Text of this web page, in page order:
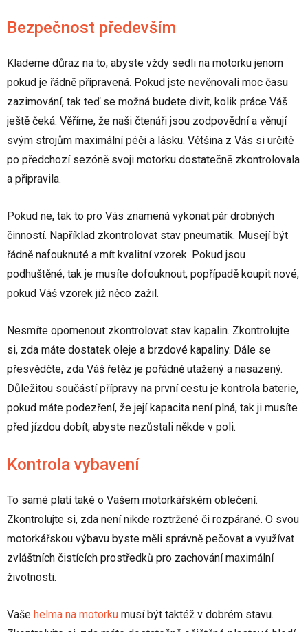
Bezpečnost především
Klademe důraz na to, abyste vždy sedli na motorku jenom
pokud je řádně připravená. Pokud jste nevěnovali moc času
zazimování, tak teď se možná budete divit, kolik práce Váš
ještě čeká. Věříme, že naši čtenáři jsou zodpovědní a věnují
svým strojům maximální péči a lásku. Většina z Vás si určitě
po předchozí sezóně svoji motorku dostatečně zkontrolovala
a připravila.
Pokud ne, tak to pro Vás znamená vykonat pár drobných
činností. Například zkontrolovat stav pneumatik. Musejí být
řádně nafouknuté a mít kvalitní vzorek. Pokud jsou
podhuštěné, tak je musíte dofouknout, popřípadě koupit nové,
pokud Váš vzorek již něco zažil.
Nesmíte opomenout zkontrolovat stav kapalin. Zkontrolujte
si, zda máte dostatek oleje a brzdové kapaliny. Dále se
přesvědčte, zda Váš řetěz je pořádně utažený a nasazený.
Důležitou součástí přípravy na první cestu je kontrola baterie,
pokud máte podezření, že její kapacita není plná, tak ji musíte
před jízdou dobít, abyste nezůstali někde v poli.
Kontrola vybavení
To samé platí také o Vašem motorkářském oblečení.
Zkontrolujte si, zda není nikde roztržené či rozpárané. O svou
motorkářskou výbavu byste měli správně pečovat a využívat
zvláštních čistících prostředků pro zachování maximální
životnosti.
Vaše helma na motorku musí být taktéž v dobrém stavu.